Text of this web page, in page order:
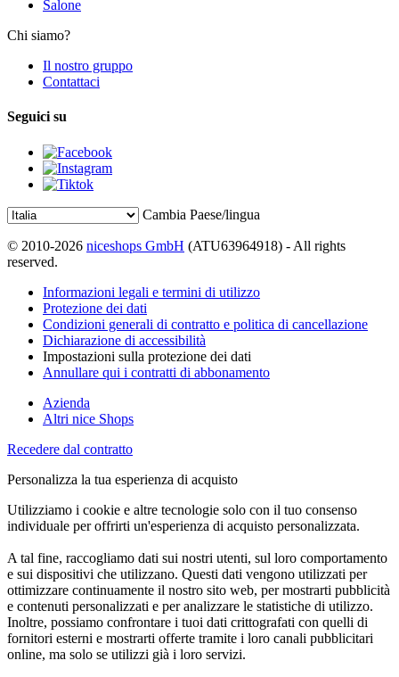
Salone
Chi siamo?
Il nostro gruppo
Contattaci
Seguici su
Cambia Paese/lingua
© 2010-2026 niceshops GmbH (ATU63964918) - All rights
reserved.
Informazioni legali e termini di utilizzo
Protezione dei dati
Condizioni generali di contratto e politica di cancellazione
Dichiarazione di accessibilità
Impostazioni sulla protezione dei dati
Annullare qui i contratti di abbonamento
Azienda
Altri nice Shops
Recedere dal contratto
Personalizza la tua esperienza di acquisto
Utilizziamo i cookie e altre tecnologie solo con il tuo consenso
individuale per offrirti un'esperienza di acquisto personalizzata.
A tal fine, raccogliamo dati sui nostri utenti, sul loro comportamento
e sui dispositivi che utilizzano. Questi dati vengono utilizzati per
ottimizzare continuamente il nostro sito web, per mostrarti pubblicità
e contenuti personalizzati e per analizzare le statistiche di utilizzo.
Inoltre, possiamo confrontare i tuoi dati crittografati con quelli di
fornitori esterni e mostrarti offerte tramite i loro canali pubblicitari
online, ma solo se utilizzi già i loro servizi.